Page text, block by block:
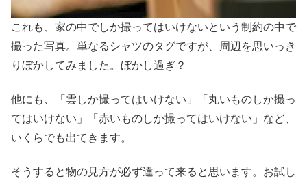
これも、家の中でしか撮ってはいけないという制約の中で
撮った写真。単なるシャツのタグですが、周辺を思いっき
りぼかしてみました。ぼかし過ぎ？
他にも、「雲しか撮ってはいけない」「丸いものしか撮っ
てはいけない」「赤いものしか撮ってはいけない」など、
いくらでも出てきます。
そうすると物の見方が必ず違って来ると思います。お試し